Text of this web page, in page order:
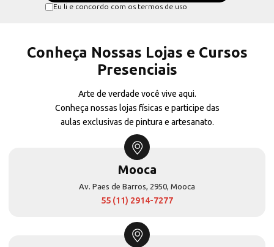
Eu li e concordo com os termos de uso
Conheça Nossas Lojas e Cursos
Presenciais
Arte de verdade você vive aqui.
Conheça nossas lojas físicas e participe das
aulas exclusivas de pintura e artesanato.
Mooca
Av. Paes de Barros, 2950, Mooca
55 (11) 2914-7277